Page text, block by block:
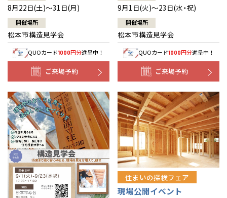
8月22日(土)～31日(月)
開催場所
松本市構造見学会
QUOカード1000円分進呈中！
ご来場予約
9月1日(火)～23日(水・祝)
開催場所
松本市構造見学会
QUOカード1000円分進呈中！
ご来場予約
住まいの探検フェア
現場公開イベント